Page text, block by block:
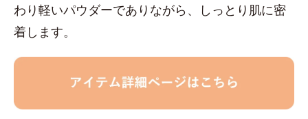
わり軽いパウダーでありながら、しっとり肌に密
着します。